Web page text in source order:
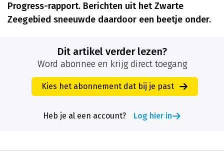
Progress-rapport. Berichten uit het Zwarte
Zeegebied sneeuwde daardoor een beetje onder.
Dit artikel verder lezen?
Word abonnee en krijg direct toegang
Kies het abonnement dat bij je past
Heb je al een account? Log hier in